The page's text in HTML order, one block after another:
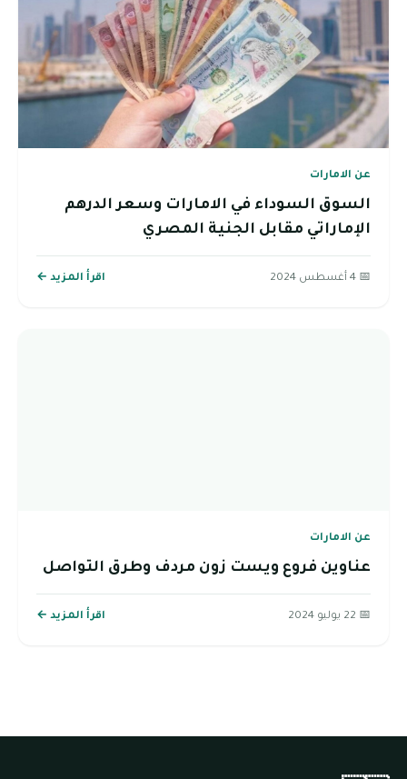
عن الامارات
السوق السوداء في الامارات وسعر الدرهم
الإماراتي مقابل الجنية المصري
📅 4 أغسطس 2024 اقرأ المزيد ←
عن الامارات
عناوين فروع ويست زون مردف وطرق التواصل
📅 22 يوليو 2024 اقرأ المزيد ←